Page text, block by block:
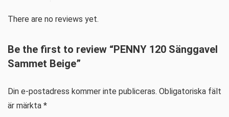
There are no reviews yet.
Be the first to review “PENNY 120 Sänggavel
Sammet Beige”
Din e-postadress kommer inte publiceras. Obligatoriska fält
är märkta *